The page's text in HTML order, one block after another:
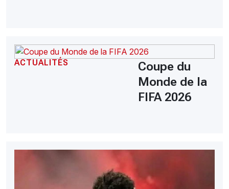
ACTUALITÉS
Coupe du
Monde de la
FIFA 2026